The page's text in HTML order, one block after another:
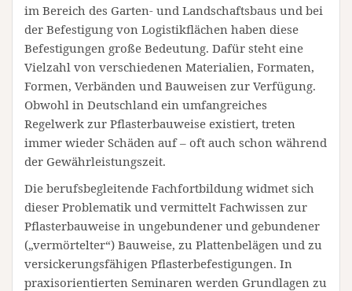
im Bereich des Garten- und Landschaftsbaus und bei
der Befestigung von Logistikflächen haben diese
Befestigungen große Bedeutung. Dafür steht eine
Vielzahl von verschiedenen Materialien, Formaten,
Formen, Verbänden und Bauweisen zur Verfügung.
Obwohl in Deutschland ein umfangreiches
Regelwerk zur Pflasterbauweise existiert, treten
immer wieder Schäden auf – oft auch schon während
der Gewährleistungszeit.
Die berufsbegleitende Fachfortbildung widmet sich
dieser Problematik und vermittelt Fachwissen zur
Pflasterbauweise in ungebundener und gebundener
(„vermörtelter“) Bauweise, zu Plattenbelägen und zu
versickerungsfähigen Pflasterbefestigungen. In
praxisorientierten Seminaren werden Grundlagen zu